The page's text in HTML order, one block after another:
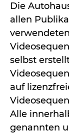
Die
allen
selbst
auf
Alle
genannten